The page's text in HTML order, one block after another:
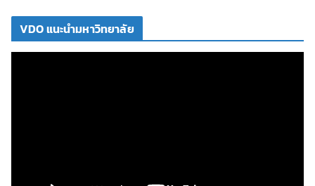
VDO แนะนำมหาวิทยาลัย